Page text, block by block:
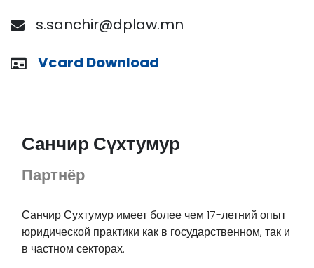
s.sanchir@dplaw.mn
Vcard Download
Санчир Сүхтумур
Партнёр
Санчир Сухтумур имеет более чем 17-летний опыт
юридической практики как в государственном, так и
в частном секторах.